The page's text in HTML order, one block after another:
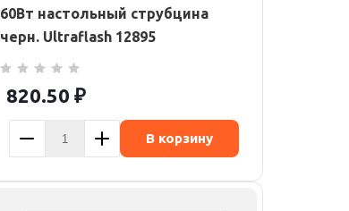
60Вт настольный струбцина
черн. Ultraflash 12895
820.50 ₽
В корзину